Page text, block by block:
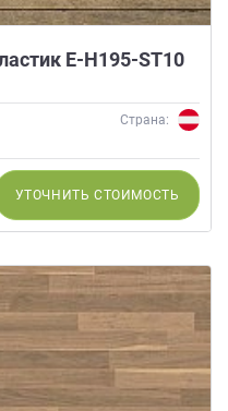
E-H195-ST10
Страна:
УТОЧНИТЬ СТОИМОСТЬ